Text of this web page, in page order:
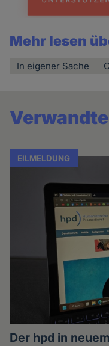
Mehr lesen
In eigener Sache
EILMELDUNG
Der hpd in